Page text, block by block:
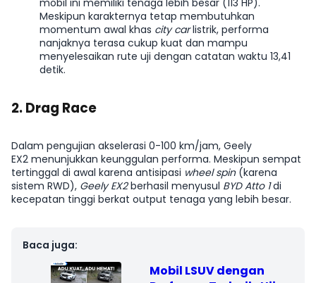
Meskipun karakternya tetap membutuhkan
momentum awal khas city carlistrik, performa
nanjaknya terasa cukup kuat dan mampu
menyelesaikan rute uji dengan catatan waktu 13,41
detik.
2. Drag Race
Dalam pengujian akselerasi 0-100 km/jam, Geely
EX2 menunjukkan keunggulan performa. Meskipun sempat
tertinggal di awal karena antisipasi wheel spin(karena
sistem RWD), Geely EX2berhasil menyusul BYD Atto 1di
kecepatan tinggi berkat output tenaga yang lebih besar.
Mobil LSUV dengan